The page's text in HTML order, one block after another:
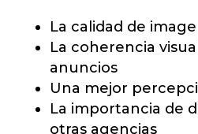
La calidad de
La coherencia
anuncios
Una mejor
La importancia de
otras agencias